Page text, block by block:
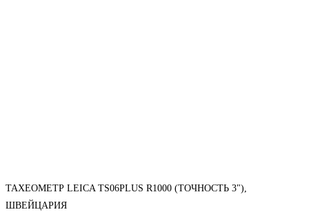
ТАХЕОМЕТР LEICA TS06PLUS R1000 (ТОЧНОСТЬ 3"),
ШВЕЙЦАРИЯ